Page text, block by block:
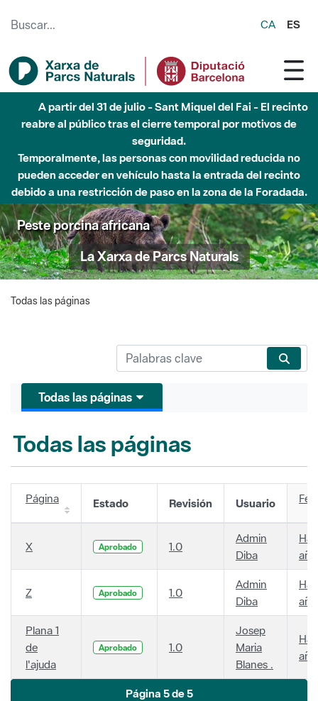
CA ES
A partir del 31 de julio - Sant Miquel del Fai - El recinto
reabre al público tras el cierre temporal por motivos de
seguridad.
Temporalmente, las personas con movilidad reducida no
pueden acceder en vehículo hasta la entrada del recinto
debido a una restricción de paso en la zona de la Foradada.
Peste porcina africana
La Xarxa de Parcs Naturals
Todas las páginas
Todas las páginas
Todas las páginas
Página Estado Revisión Usuario
X Aprobado 1.0
Admin
Diba
Z Aprobado 1.0
Admin
Diba
Plana 1
de
l'ajuda
Aprobado 1.0
Josep
Maria
Blanes .
Página 5 de 5